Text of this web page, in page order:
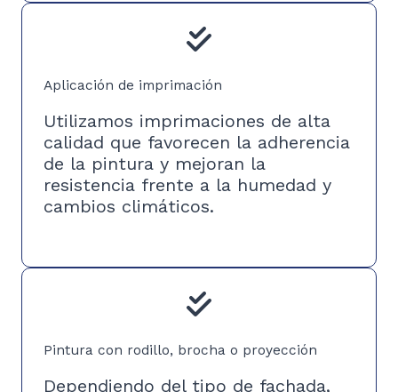
Aplicación de imprimación
Utilizamos imprimaciones de alta
calidad que favorecen la adherencia
de la pintura y mejoran la
resistencia frente a la humedad y
cambios climáticos.
Pintura con rodillo, brocha o proyección
Dependiendo del tipo de fachada,